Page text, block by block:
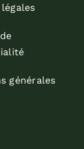
générales